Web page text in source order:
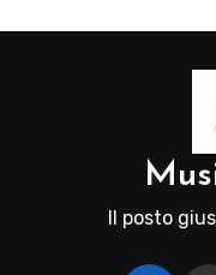
Il posto